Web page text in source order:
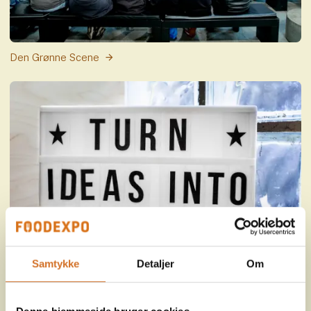
Samtykke Detaljer Om
Den Grønne Scene